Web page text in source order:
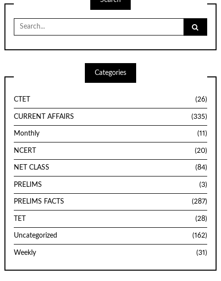
Search
for:
Categories
CTET (26)
CURRENT AFFAIRS (335)
Monthly (11)
NCERT (20)
NET CLASS (84)
PRELIMS (3)
PRELIMS FACTS (287)
TET (28)
Uncategorized (162)
Weekly (31)